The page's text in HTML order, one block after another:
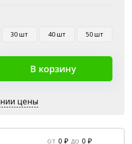
30 шт 40 шт 50 шт
В корзину
цены
от 0 ₽ до 0 ₽